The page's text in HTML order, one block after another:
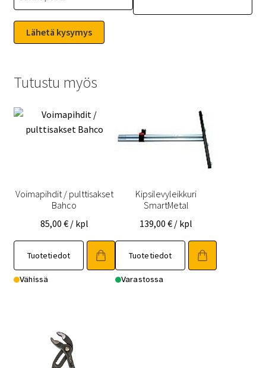
Tutustu myös
Voimapihdit / pulttisakset
Bahco
85,00 € / kpl
Tuotetiedot
Vähissä
Kipsilevyleikkuri
SmartMetal
139,00€ / kpl
Tuotetiedot
Varastossa